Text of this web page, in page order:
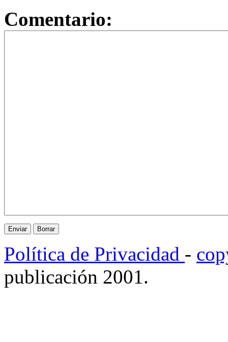
Comentario:
Política de Privacidad -
publicación 2001.